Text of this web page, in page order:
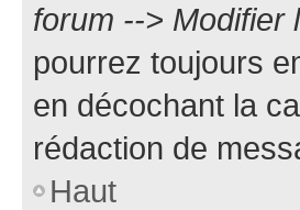
forum --> Modifier
pourrez toujours
en décochant la
rédaction de
Haut